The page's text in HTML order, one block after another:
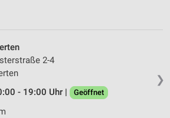
❯
2-4
- 19:00 Uhr |
Geöffnet